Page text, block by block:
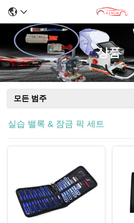
상품
모든 범주
실습 밸록 & 잠금 픽 세트